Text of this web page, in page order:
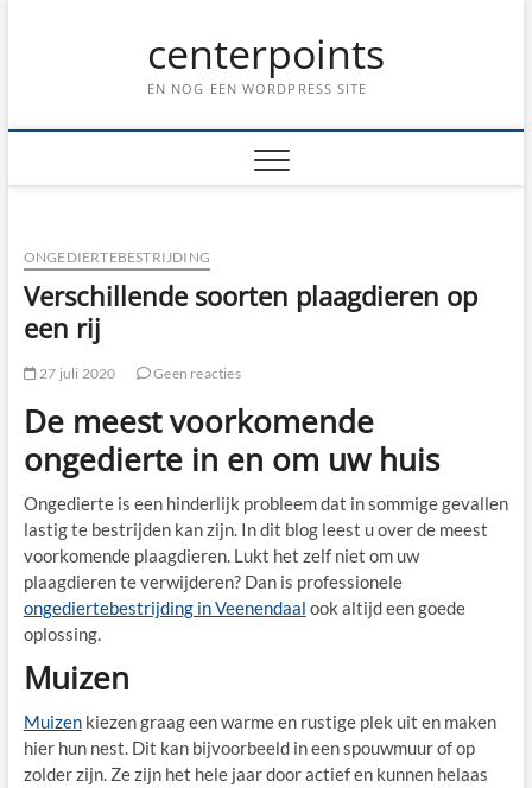
centerpoints
EN NOG EEN WORDPRESS SITE
ONGEDIERTEBESTRIJDING
Verschillende soorten plaagdieren op
een rij
27 juli 2020 Geen reacties
De meest voorkomende
ongedierte in en om uw huis
Ongedierte is een hinderlijk probleem dat in sommige gevallen
lastig te bestrijden kan zijn. In dit blog leest u over de meest
voorkomende plaagdieren. Lukt het zelf niet om uw
plaagdieren te verwijderen? Dan is professionele
ongediertebestrijding in Veenendaal ook altijd een goede
oplossing.
Muizen
Muizenkiezen graag een warme en rustige plek uit en maken
hier hun nest. Dit kan bijvoorbeeld in een spouwmuur of op
zolder zijn. Ze zijn het hele jaar door actief en kunnen helaas